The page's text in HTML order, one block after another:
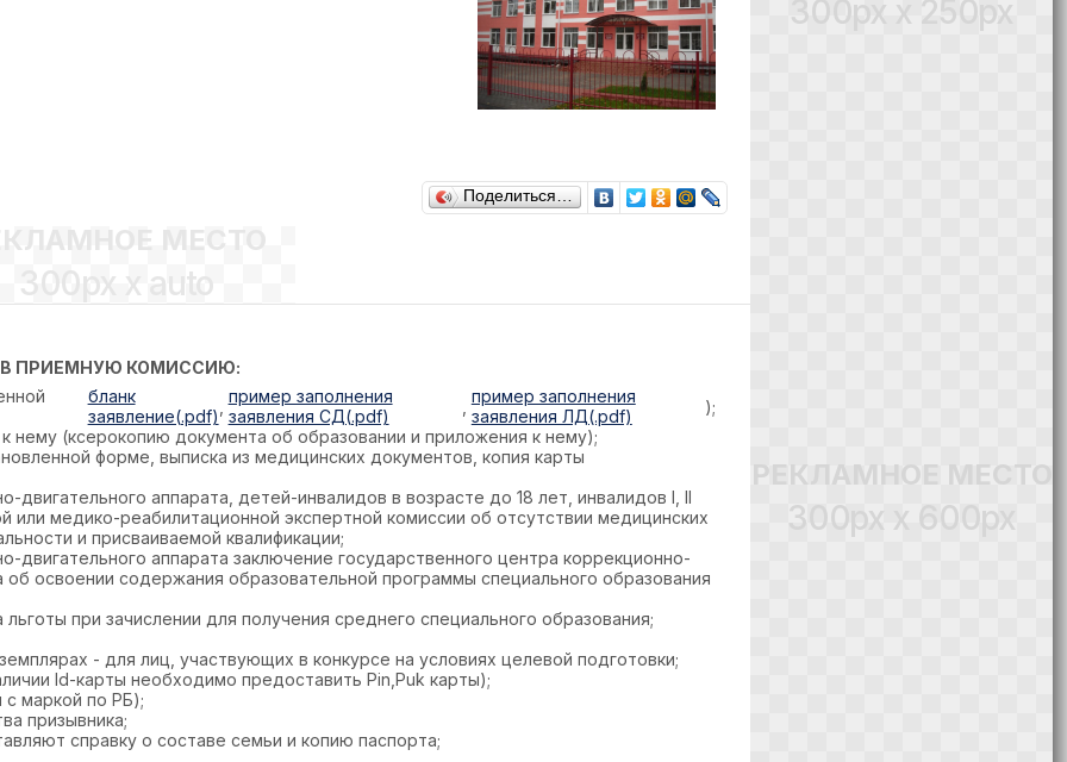
Поделиться…
МЕСТО
300px x auto
ПРИЕМНУЮ КОМИССИЮ:
бланк
заявление(.pdf) ,пример заполнения
заявления СД(.pdf)
,пример заполнения
заявления ЛД(.pdf)
);
нему (ксерокопию документа об образовании и приложения к нему);
форме, выписка из медицинских документов, копия карты
двигательного аппарата, детей-инвалидов в возрасте до 18 лет, инвалидов I, II
или медико-реабилитационной экспертной комиссии об отсутствии медицинских
и присваиваемой квалификации;
двигательного аппарата заключение государственного центра коррекционно-
освоении содержания образовательной программы специального образования
при зачислении для получения среднего специального образования;
- для лиц, участвующих в конкурсе на условиях целевой подготовки;
Id-карты необходимо предоставить Pin,Puk карты);
маркой по РБ);
призывника;
справку о составе семьи и копию паспорта;
300px x 250px
РЕКЛАМНОЕ МЕСТО
300px x 600px